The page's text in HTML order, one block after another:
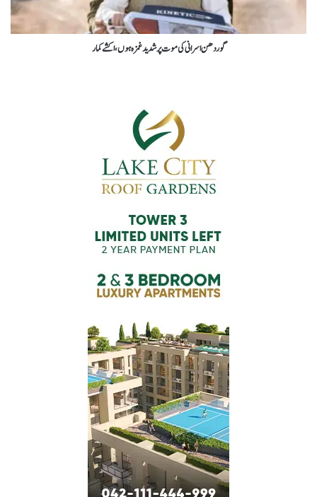
گوردھن اسرانی کی موت پرشدید غمزہ ہوں،اکشے کمار